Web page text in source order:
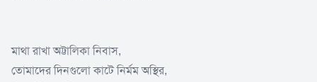
মাথা রাখা অট্টালিকা নিবাস,
তোমাদের দিনগুলো কাটে নির্মম অস্থির,